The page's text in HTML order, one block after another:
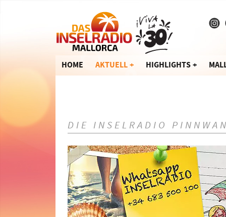
HOME AKTUELL HIGHLIGHTS
DIE INSELRADIO